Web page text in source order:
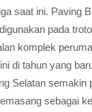
saat ini. Paving
pada
komplek
di tahun yang
Selatan semakin
sebagai